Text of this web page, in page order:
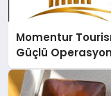
Momentur
Güçlü